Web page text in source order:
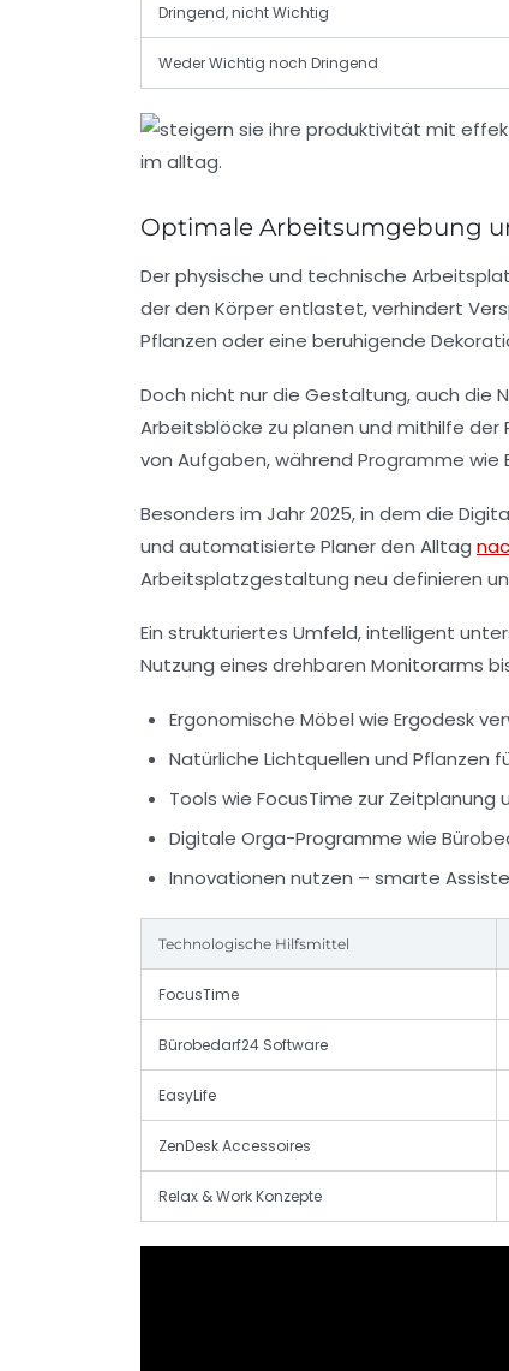
Dringend, nicht Wichtig
Weder Wichtig noch Dringend
Optimale Arbeitsumgebung
Der physische und technische
der den Körper entlastet, verhindert
Pflanzen oder eine beruhigende
Doch nicht nur die Gestaltung, auch die
Arbeitsblöcke zu planen und mithilfe
von Aufgaben, während Programme
Besonders im Jahr 2025, in dem die
und automatisierte Planer den Alltag
Arbeitsplatzgestaltung neu definieren
Ein strukturiertes Umfeld, intelligent
Nutzung eines drehbaren Monitorarms
Ergonomische Möbel wie Ergodesk
Natürliche Lichtquellen und Pflanzen
Tools wie FocusTime zur Zeitplanung
Digitale Orga-Programme wie
Innovationen nutzen – smarte
Technologische Hilfsmittel
FocusTime
Bürobedarf24 Software
EasyLife
ZenDesk Accessoires
Relax & Work Konzepte